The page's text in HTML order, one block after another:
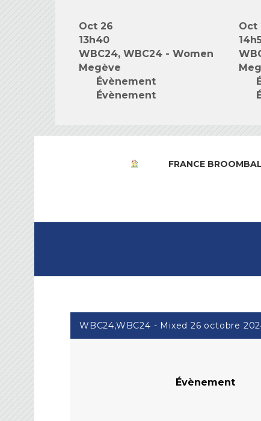
Oct 26
13h40
WBC24, WBC24 - Women
Megève
Évènement
Évènement
Oct
FRANCE
WBC24,WBC24 - Mixed 26 octobre
Évènement